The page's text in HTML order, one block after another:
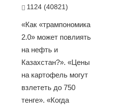
1124 (40821)
«Как «трампономика
2.0» может повлиять
на нефть и
Казахстан?». «Цены
на картофель могут
взлететь до 750
тенге». «Когда